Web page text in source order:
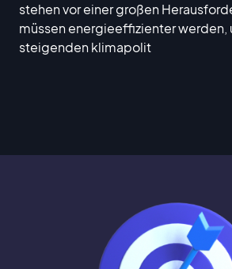
stehen vor einer großen
müssen energieeffizienter werden,
steigenden klimapolit